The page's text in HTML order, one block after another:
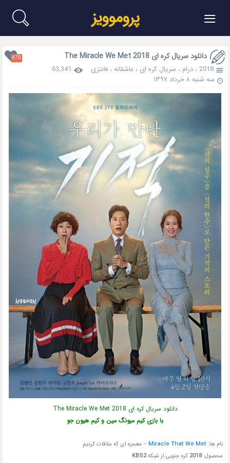
≡ پروموویز
دانلود سریال کره ای The Miracle We Met 2018 478
2018 ،درام ، سریال کره ای ،عاشقانه ،فانتزی
63,341
سه شنبه ۸ خرداد ۱۳۹۷
دانلود سریال کره ای The Miracle We Met 2018
با بازی کیم میونگ مین و کیم هیون جو
نام ها:Miracle That We Met – معجزه ای که ملاقات کردیم
محصول:2018 کره جنوبی از شبکهKBS2